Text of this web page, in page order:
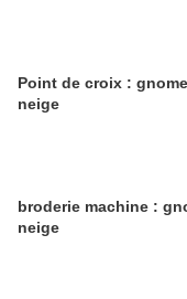
Point de croix :
neige
broderie machine :
neige